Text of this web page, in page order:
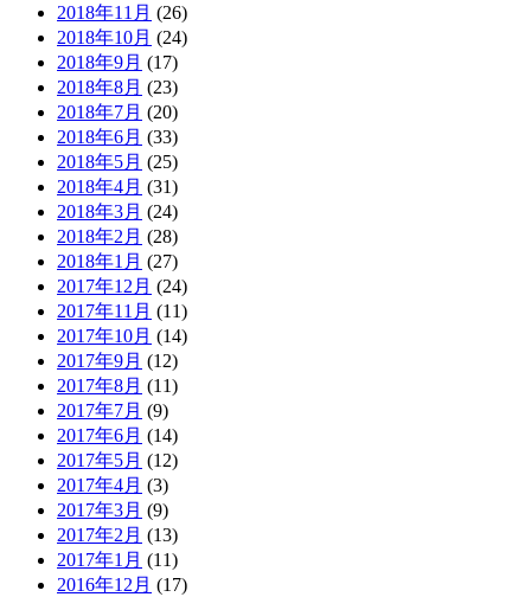
2018年11月 (26)
2018年10月 (24)
2018年9月 (17)
2018年8月 (23)
2018年7月 (20)
2018年6月 (33)
2018年5月 (25)
2018年4月 (31)
2018年3月 (24)
2018年2月 (28)
2018年1月 (27)
2017年12月 (24)
2017年11月 (11)
2017年10月 (14)
2017年9月 (12)
2017年8月 (11)
2017年7月 (9)
2017年6月 (14)
2017年5月 (12)
2017年4月 (3)
2017年3月 (9)
2017年2月 (13)
2017年1月 (11)
2016年12月 (17)